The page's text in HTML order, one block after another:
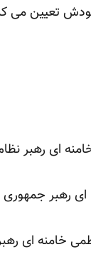
تعیین می
ای رهبر
رهبر جمهوری
خامنه ای